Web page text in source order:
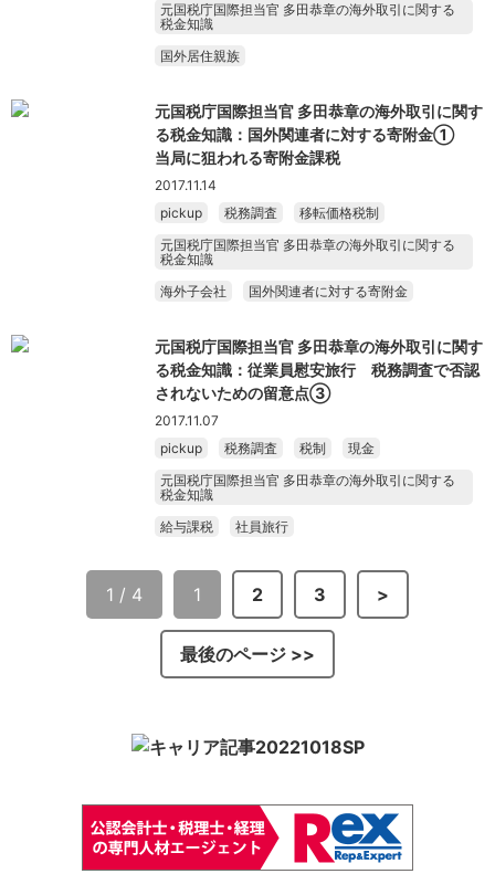
元国税庁国際担当官 多田恭章の海外取引に関する
税金知識
国外居住親族
元国税庁国際担当官 多田恭章の海外取引に関す
る税金知識：国外関連者に対する寄附金①
当局に狙われる寄附金課税
2017.11.14
pickup
税務調査
移転価格税制
元国税庁国際担当官 多田恭章の海外取引に関する
税金知識
海外子会社
国外関連者に対する寄附金
元国税庁国際担当官 多田恭章の海外取引に関す
る税金知識：従業員慰安旅行 税務調査で否認
されないための留意点③
2017.11.07
pickup
税務調査 税制
現金
元国税庁国際担当官 多田恭章の海外取引に関する
税金知識
給与課税
社員旅行
1 / 4 1 2 3 >
最後のページ >>